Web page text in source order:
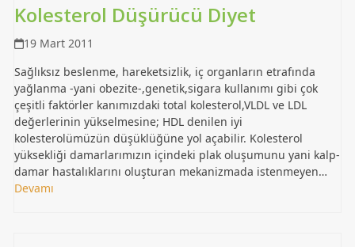
Kolesterol Düşürücü Diyet
19 Mart 2011
Sağlıksız beslenme, hareketsizlik, iç organların etrafında
yağlanma -yani obezite-,genetik,sigara kullanımı gibi çok
çeşitli faktörler kanımızdaki total kolesterol,VLDL ve LDL
değerlerinin yükselmesine; HDL denilen iyi
kolesterolümüzün düşüklüğüne yol açabilir. Kolesterol
yüksekliği damarlarımızın içindeki plak oluşumunu yani kalp-
damar hastalıklarını oluşturan mekanizmada istenmeyen…
Devamı